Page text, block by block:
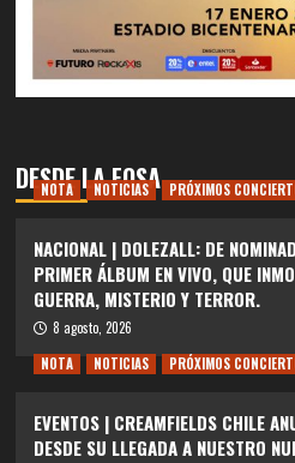
DESDE LA FOSA
NOTA NOTICIAS PRÓXIMOS
NACIONAL | DOLEZALL: DE
PRIMER ÁLBUM EN VIVO, QUE
GUERRA, MISTERIO Y TERROR.
8 agosto, 2026
NOTA
NOTICIAS PRÓXIMOS
EVENTOS | CREAMFIELDS CHILE
DESDE SU LLEGADA A NUESTRO